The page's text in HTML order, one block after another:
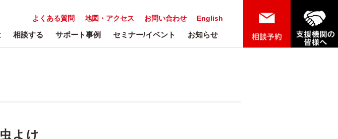
English
お問い合わせ
地図・アクセス
よくある質問
相談する サポート事例 セミナー/イベント お知らせ
よけ